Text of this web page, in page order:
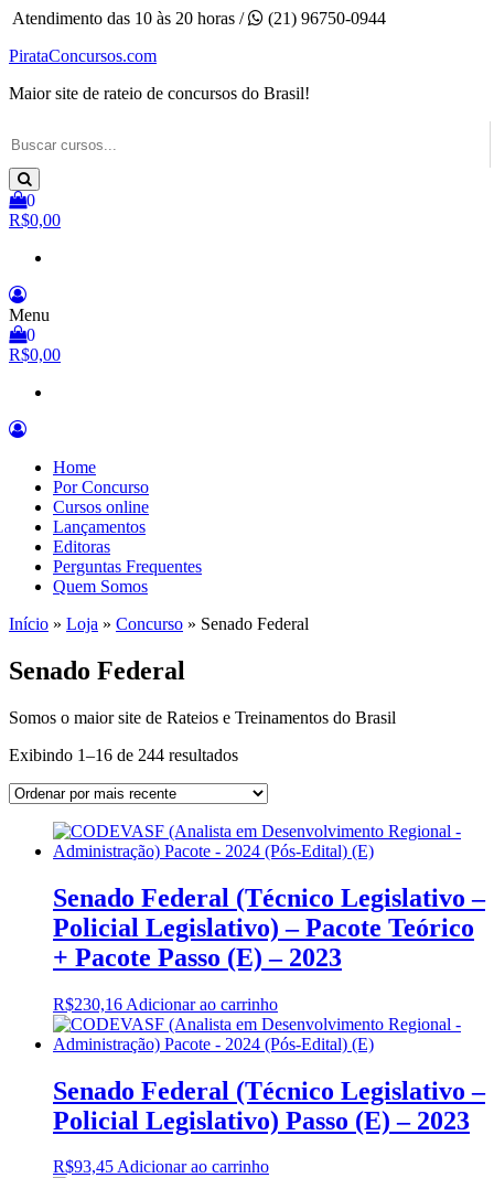
Pular
o
Atendimento das 10 às 20 horas /
(21) 96750-0944
PirataConcursos.com
Maior site de rateio de concursos do Brasil!
0
R$0,00
Menu
0
R$0,00
Home
Por Concurso
Cursos online
Lançamentos
Editoras
Perguntas Frequentes
Quem Somos
Início » Loja » Concurso » Senado Federal
Senado Federal
Somos o maior site de Rateios e Treinamentos do Brasil
Exibindo 1–16 de 244 resultadosSorted
latest
Senado Federal (Técnico Legislativo –
Policial Legislativo) – Pacote Teórico
+ Pacote Passo (E) – 2023
R$230,16 Adicionar ao carrinho
Senado Federal (Técnico Legislativo –
Policial Legislativo) Passo (E) – 2023
R$93,45Adicionar ao carrinho